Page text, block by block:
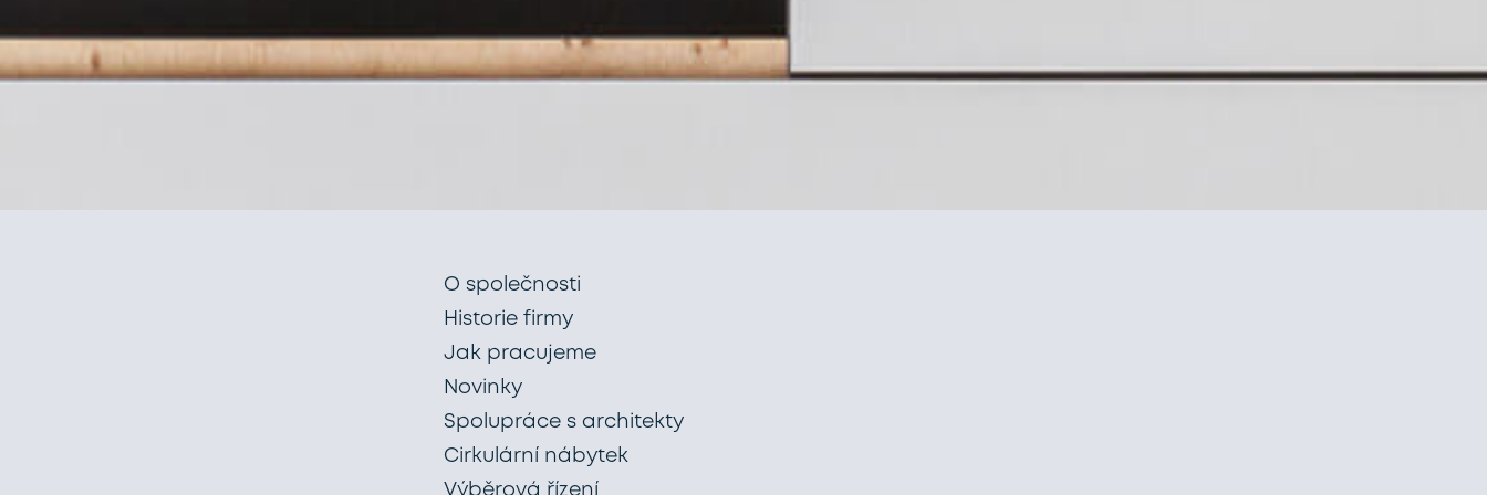
O společnosti
Historie firmy
Jak pracujeme
Novinky
Spolupráce s architekty
Cirkulární nábytek
Výběrová řízení